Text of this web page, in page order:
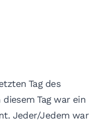
Tag des
Tag war ein
Jeder/Jedem war